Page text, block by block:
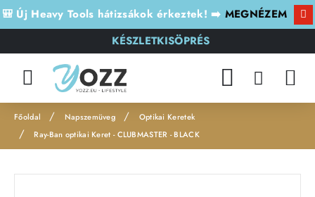
🎒 Új Heavy Tools hátizsákok érkeztek! ➡️ MEGNÉZEM
KÉSZLETKISÖPRÉS
o
Napszemüveg
Optikai Keretek
Ray-Ban optikai Keret - CLUBMASTER - BLACK